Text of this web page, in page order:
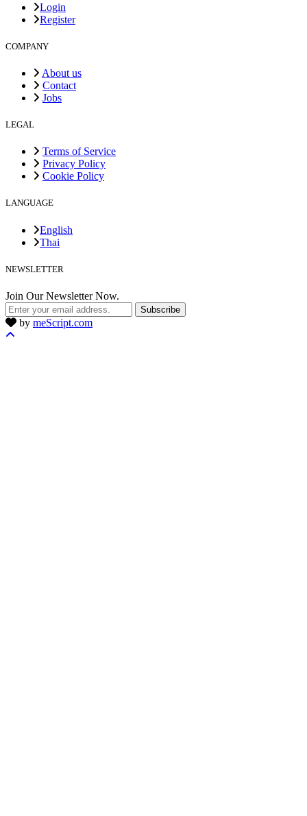
Login
Register
COMPANY
About us
Contact
Jobs
LEGAL
Terms of Service
Privacy Policy
Cookie Policy
LANGUAGE
English
Thai
NEWSLETTER
Join Our Newsletter Now.
Subscribe
by meScript.com